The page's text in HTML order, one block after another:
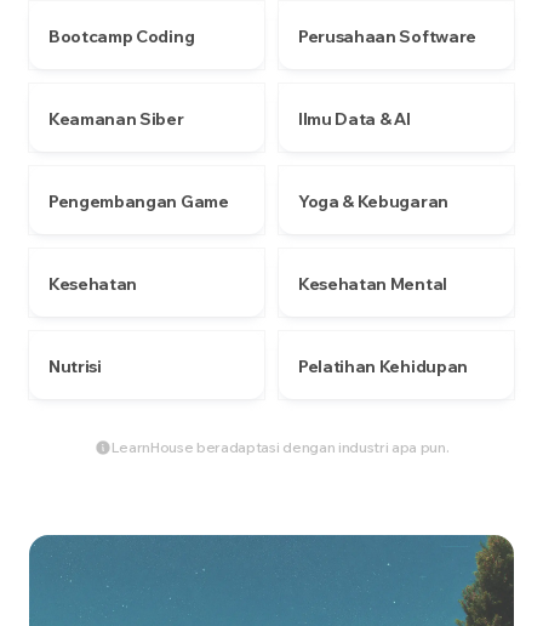
Bootcamp Coding Perusahaan Software
Keamanan Siber Ilmu Data & AI
Pengembangan Game Yoga & Kebugaran
Kesehatan Kesehatan Mental
Nutrisi Pelatihan Kehidupan
LearnHouse beradaptasi dengan industri apa pun.